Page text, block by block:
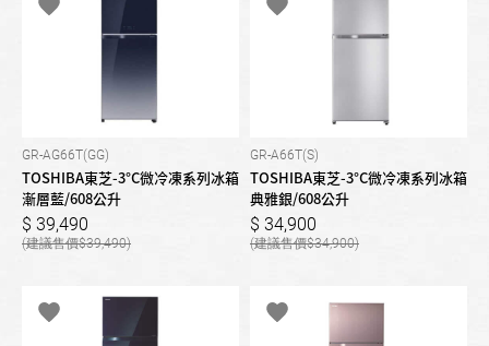
GR-AG66T(GG)
TOSHIBA東芝-3°C微冷凍系列冰箱
漸層藍/608公升
39,490
39,490
GR-A66T(S)
TOSHIBA東芝-3°C微冷凍系列冰箱
典雅銀/608公升
34,900
34,900